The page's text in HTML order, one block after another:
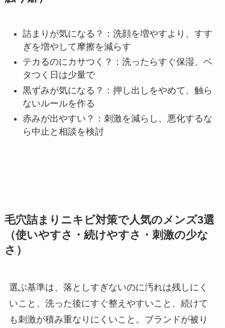
詰まりが気になる？：洗顔を増やすより、すす
ぎを増やして摩擦を減らす
テカるのにカサつく？：洗ったらすぐ保湿、ベ
タつく日は少量で
黒ずみが気になる？：押し出しをやめて、触ら
ないルールを作る
赤みが出やすい？：刺激を減らし、悪化するな
ら中止と相談を検討
毛穴詰まりニキビ対策で人気のメンズ3選
（使いやすさ・続けやすさ・刺激の少な
さ）
選ぶ基準は、落としすぎないのに汚れは残しにく
いこと、洗った後にすぐ整えやすいこと、続けて
も刺激が積み重なりにくいこと。ブランドが被り